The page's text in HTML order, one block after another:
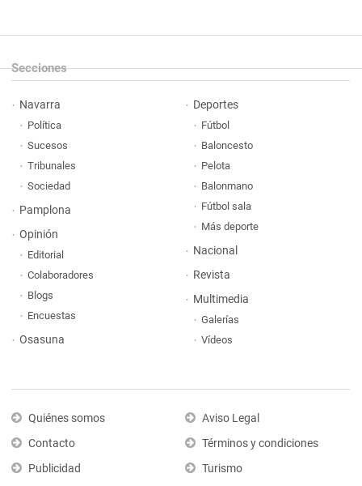
Secciones
Navarra
Política
Sucesos
Tribunales
Sociedad
Pamplona
Opinión
Editorial
Colaboradores
Blogs
Encuestas
Osasuna
Deportes
Fútbol
Baloncesto
Pelota
Balonmano
Fútbol sala
Más deporte
Nacional
Revista
Multimedia
Galerías
Vídeos
Quiénes somos
Contacto
Publicidad
Aviso Legal
Términos y condiciones
Turismo